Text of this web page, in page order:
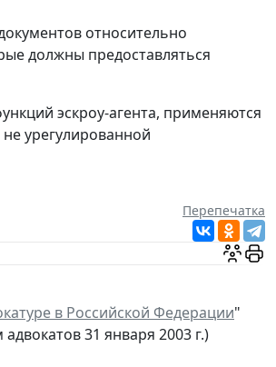
относительно
должны предоставляться
эскроу-агента, применяются
урегулированной
Перепечатка
в Российской Федерации"
31 января 2003 г.)